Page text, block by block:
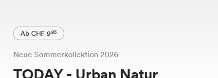
Ab CHF 995
Neue Sommerkollektion 2026
TODAY - Urban Natur